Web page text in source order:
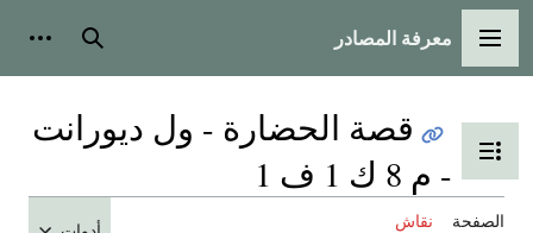
القائمة الرئيسية
معرفة المصادر بحث
تبديل عرض جدول المحتويات
قصة الحضارة - ول ديورانت
- م 8 ك 1 ف 1
الصفحة نقاش